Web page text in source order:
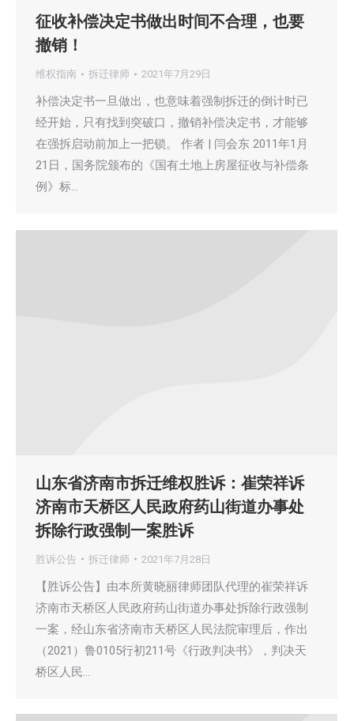
征收补偿决定书做出时间不合理，也要
撤销！
维权指南 拆迁律师 2021年7月29日
补偿决定书一旦做出，也意味着强制拆迁的倒计时已
经开始，只有找到突破口，撤销补偿决定书，才能够
在强拆启动前加上一把锁。 作者 | 闫会东 2011年1月
21日，国务院颁布的《国有土地上房屋征收与补偿条
例》标…
山东省济南市拆迁维权胜诉：崔荣祥诉
济南市天桥区人民政府药山街道办事处
拆除行政强制一案胜诉
胜诉公告 拆迁律师 2021年7月28日
【胜诉公告】由本所黄晓丽律师团队代理的崔荣祥诉
济南市天桥区人民政府药山街道办事处拆除行政强制
一案，经山东省济南市天桥区人民法院审理后，作出
（2021）鲁0105行初211号《行政判决书》，判决天
桥区人民…